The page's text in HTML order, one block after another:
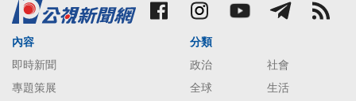
內容
即時新聞
專題策展
分類
政治
社會
全球
生活